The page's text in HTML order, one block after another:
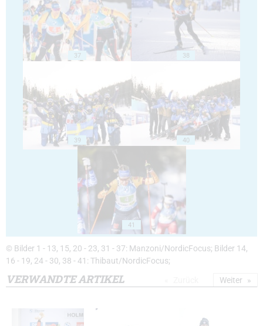
37 38
39 40
41
© Bilder 1 - 13, 15, 20 - 23, 31 - 37: Manzoni/NordicFocus; Bilder 14,
16 - 19, 24 - 30, 38 - 41: Thibaut/NordicFocus;
VERWANDTE ARTIKEL Weiter